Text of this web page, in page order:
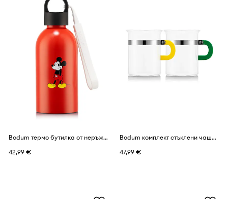
Bodum термо бутилка от неръждаема стомана Melior Disney-Mickey 0,3 l
42,99 €
Bodum комплект стъклени чаши от боросиликатно стъкло MoMA Chambord 0,3 l
47,99 €